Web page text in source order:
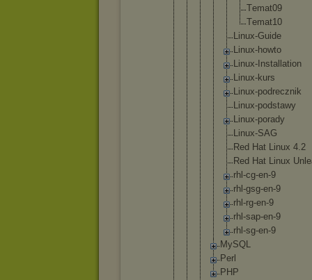
Temat09
Temat10
Linux-Guide
Linux-howto
Linux- nsta ation
Linux-kurs
Linux-pod reczni k
Linux-podstawy
Linux-porady
Linux-SAG
Red Hat Linux 4.2
Red Hat Linux Un e
rh -cg-en-9
rh -gsg-en-9
rh -rg-en-9
rh -sap-en-9
rh -sg-en-9
MySQL
Perl
PH P